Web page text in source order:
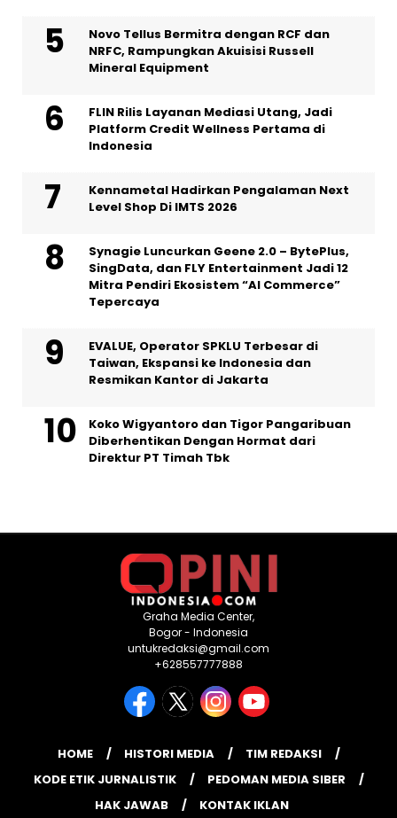
Novo Tellus Bermitra dengan RCF dan
NRFC, Rampungkan Akuisisi Russell
Mineral Equipment
FLIN Rilis Layanan Mediasi Utang, Jadi
Platform Credit Wellness Pertama di
Indonesia
Kennametal Hadirkan Pengalaman Next
Level Shop Di IMTS 2026
Synagie Luncurkan Geene 2.0 – BytePlus,
SingData, dan FLY Entertainment Jadi 12
Mitra Pendiri Ekosistem “AI Commerce”
Tepercaya
EVALUE, Operator SPKLU Terbesar di
Taiwan, Ekspansi ke Indonesia dan
Resmikan Kantor di Jakarta
Koko Wigyantoro dan Tigor Pangaribuan
Diberhentikan Dengan Hormat dari
Direktur PT Timah Tbk
Graha Media Center,
Bogor - Indonesia
untukredaksi@gmail.com
+628557777888
HOME HISTORI MEDIA
TIM REDAKSI
KODE ETIK JURNALISTIK
PEDOMAN MEDIA SIBER
HAK JAWAB
KONTAK IKLAN